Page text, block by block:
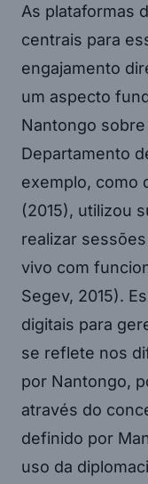
As plataformas
centrais para
engajamento
um aspecto
Nantongo
Departamento
exemplo, como
(2015), utilizou
realizar
vivo com
Segev, 2015).
digitais para
se reflete nos
por Nantongo,
através do
definido por
uso da